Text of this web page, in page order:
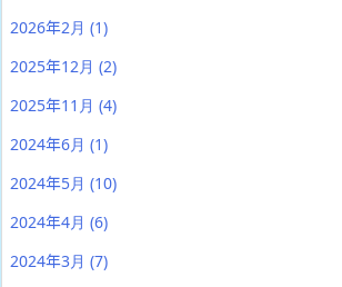
2026年2月 (1)
2025年12月 (2)
2025年11月 (4)
2024年6月 (1)
2024年5月 (10)
2024年4月 (6)
2024年3月 (7)